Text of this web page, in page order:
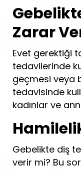
Zarar
Evet gerektiği
tedavilerinde
geçmesi veya
tedavisinde
kadınlar ve
Gebelikte diş
verir mi? Bu